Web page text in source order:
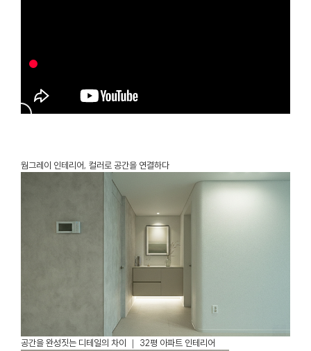
웜그레이 인테리어, 컬러로 공간을 연결하다
공간을 완성짓는 디테일의 차이 ｜ 32평 아파트 인테리어